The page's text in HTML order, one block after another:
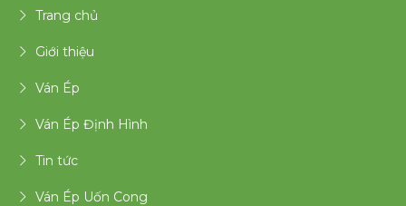
Trang chủ
Giới thiệu
Ván Ép
Ván Ép Định Hình
Tin tức
Ván Ép Uốn Cong